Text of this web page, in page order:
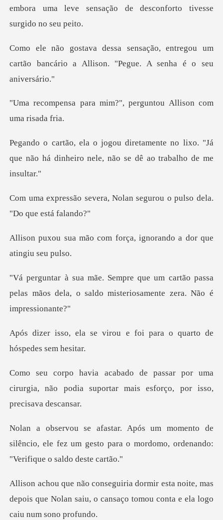
embora uma leve sensação de d
entregou um
cartão bancário a Allison
im?", perguntou Alliso
te no lixo. "Já
que não há dinheiro nel
Nolan segurou o pulso de
m força, ignorando a dor
artão passa
pelas mãos dela, o saldo mis
irou e foi para o quarto
or uma
cirurgia, não podia suportar mais
de
silêncio, ele fez um gesto para o mordomo,
noite, mas
depois que Nolan saiu, o cansaço